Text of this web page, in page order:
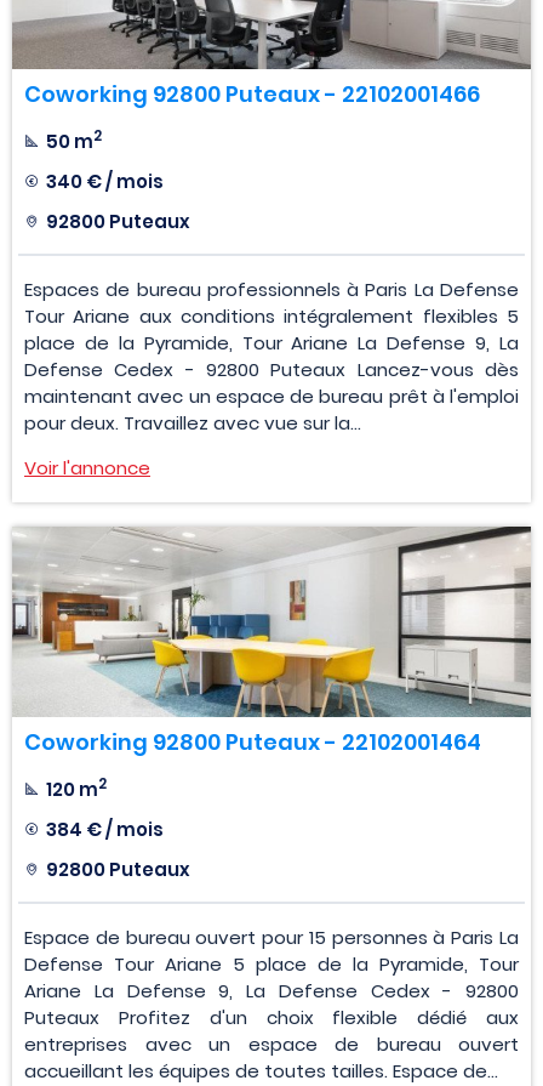
Coworking 92800 Puteaux - 22102001466
50 m2
340 € / mois
92800 Puteaux
Espaces de bureau professionnels à Paris La Defense
Tour Ariane aux conditions intégralement flexibles 5
place de la Pyramide, Tour Ariane La Defense 9, La
Defense Cedex - 92800 Puteaux Lancez-vous dès
maintenant avec un espace de bureau prêt à l'emploi
pour deux. Travaillez avec vue sur la...
Voir l'annonce
Coworking 92800 Puteaux - 22102001464
120 m2
384 € / mois
92800 Puteaux
Espace de bureau ouvert pour 15 personnes à Paris La
Defense Tour Ariane 5 place de la Pyramide, Tour
Ariane La Defense 9, La Defense Cedex - 92800
Puteaux Profitez d'un choix flexible dédié aux
entreprises avec un espace de bureau ouvert
accueillant les équipes de toutes tailles. Espace de...